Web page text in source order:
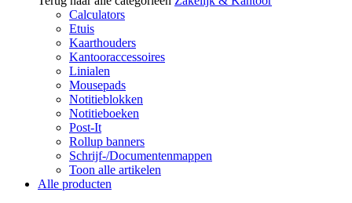
Calculators
Etuis
Kaarthouders
Kantooraccessoires
Linialen
Mousepads
Notitieblokken
Notitieboeken
Post-It
Rollup banners
Schrijf-/Documentenmappen
Toon alle artikelen
Alle producten